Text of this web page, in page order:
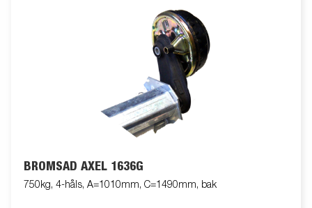
BROMSAD AXEL 1636G
750kg, 4-håls, A=1010mm, C=1490mm, bak